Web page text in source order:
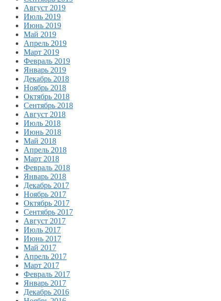
Август 2019
Июль 2019
Июнь 2019
Май 2019
Апрель 2019
Март 2019
Февраль 2019
Январь 2019
Декабрь 2018
Ноябрь 2018
Октябрь 2018
Сентябрь 2018
Август 2018
Июль 2018
Июнь 2018
Май 2018
Апрель 2018
Март 2018
Февраль 2018
Январь 2018
Декабрь 2017
Ноябрь 2017
Октябрь 2017
Сентябрь 2017
Август 2017
Июль 2017
Июнь 2017
Май 2017
Апрель 2017
Март 2017
Февраль 2017
Январь 2017
Декабрь 2016